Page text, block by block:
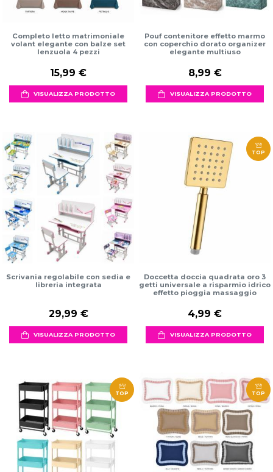
Completo letto matrimoniale
volant elegante con balze set
lenzuola 4 pezzi
15,99 €
VISUALIZZA PRODOTTO
Pouf contenitore effetto marmo
con coperchio dorato organizer
elegante multiuso
8,99 €
VISUALIZZA PRODOTTO
Scrivania regolabile con sedia e
libreria integrata
29,99 €
VISUALIZZA PRODOTTO
TOP
Doccetta doccia quadrata oro 3
getti universale a risparmio idrico
effetto pioggia massaggio
4,99 €
VISUALIZZA PRODOTTO
TOP TOP